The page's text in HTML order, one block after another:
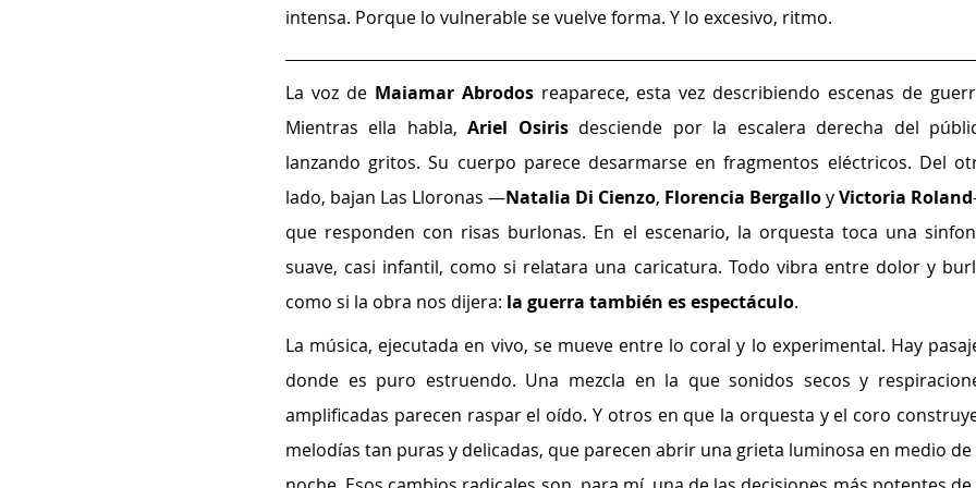
intensa. Porque lo vulnerable se vuelve forma. Y lo excesivo, ritmo.
La voz de Maiamar Abrodos reaparece, esta vez describiendo escenas de
Mientras ella habla, Ariel Osiris desciende por la escalera derecha del
lanzando gritos. Su cuerpo parece desarmarse en fragmentos eléctricos. Del
lado, bajan Las Lloronas —Natalia Di Cienzo, Florencia Bergallo y Victoria Roland
que responden con risas burlonas. En el escenario, la orquesta toca una
suave, casi infantil, como si relatara una caricatura. Todo vibra entre dolor y
como si la obra nos dijera: la guerra también es espectáculo.
La música, ejecutada en vivo, se mueve entre lo coral y lo experimental. Hay
donde es puro estruendo. Una mezcla en la que sonidos secos y
amplificadas parecen raspar el oído. Y otros en que la orquesta y el coro
melodías tan puras y delicadas, que parecen abrir una grieta luminosa en medio de